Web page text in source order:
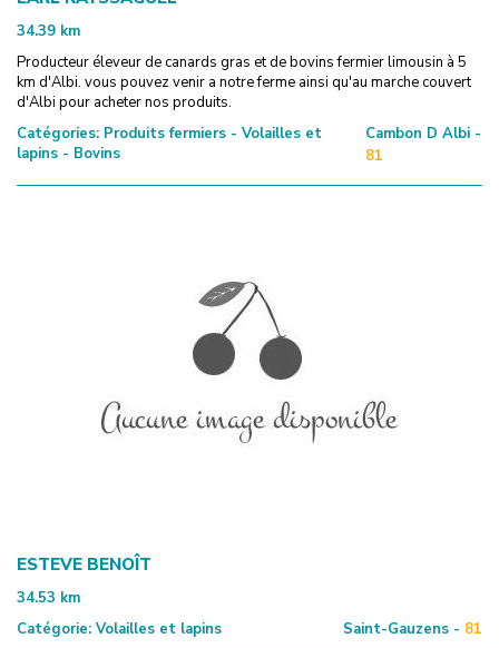
34.39 km
Producteur éleveur de canards gras et de bovins fermier limousin à 5
km d'Albi. vous pouvez venir a notre ferme ainsi qu'au marche couvert
d'Albi pour acheter nos produits.
Catégories: Produits fermiers - Volailles et
lapins - Bovins
Cambon D Albi -
81
ESTEVE BENOÎT
34.53 km
Catégorie: Volailles et lapins Saint-Gauzens - 81